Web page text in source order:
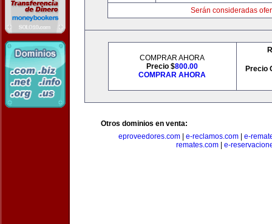
Serán consideradas
COMPRAR AHORA
Precio $800.00
COMPRAR AHORA
Precio
Otros dominios en venta:
eproveedores.com
e-reclamos.com
e-
remates.com| e-